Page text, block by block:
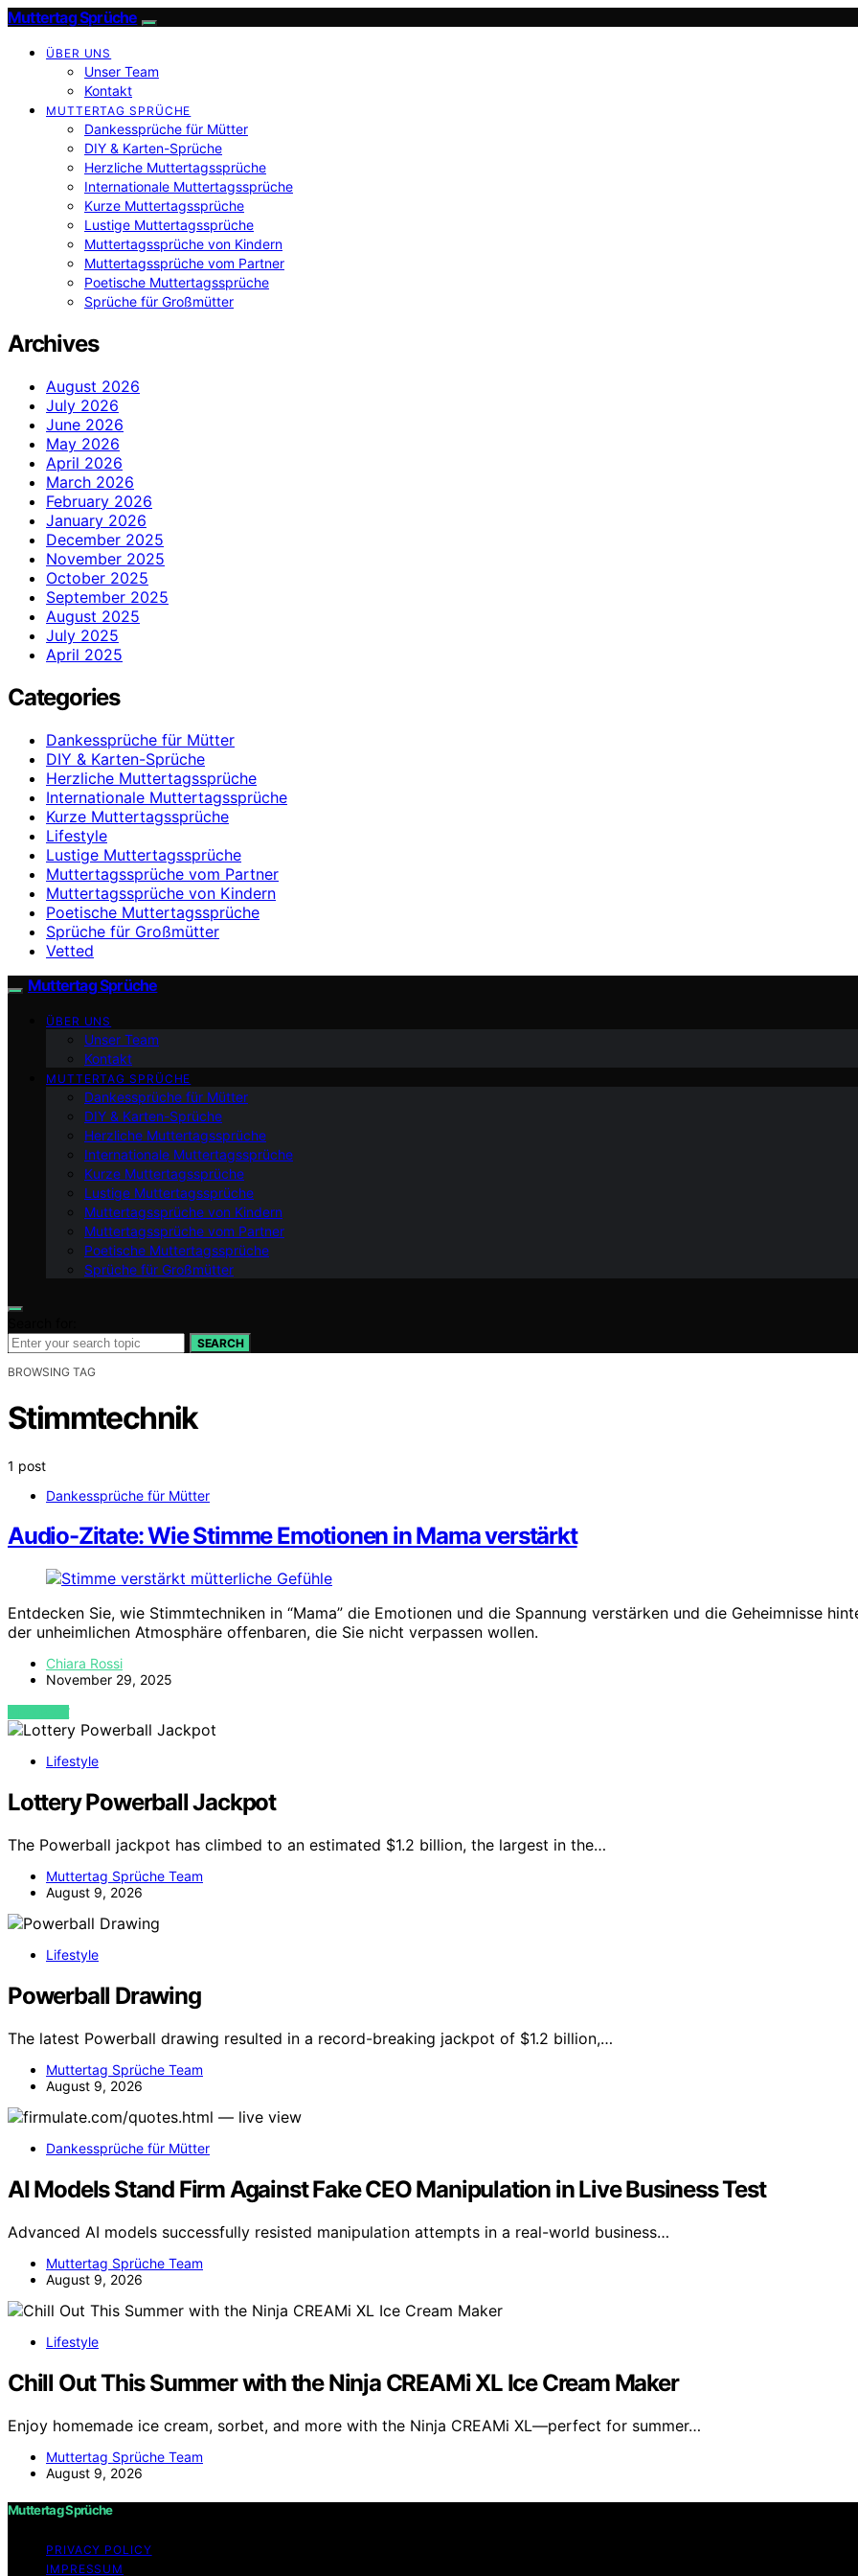
Muttertag Sprüche
ÜBER UNS
Unser Team
Kontakt
MUTTERTAG SPRÜCHE
Dankessprüche für Mütter
DIY & Karten-Sprüche
Herzliche Muttertagssprüche
Internationale Muttertagssprüche
Kurze Muttertagssprüche
Lustige Muttertagssprüche
Muttertagssprüche von Kindern
Muttertagssprüche vom Partner
Poetische Muttertagssprüche
Sprüche für Großmütter
Archives
August 2026
July 2026
June 2026
May 2026
April 2026
March 2026
February 2026
January 2026
December 2025
November 2025
October 2025
September 2025
August 2025
July 2025
April 2025
Categories
Dankessprüche für Mütter
DIY & Karten-Sprüche
Herzliche Muttertagssprüche
Internationale Muttertagssprüche
Kurze Muttertagssprüche
Lifestyle
Lustige Muttertagssprüche
Muttertagssprüche vom Partner
Muttertagssprüche von Kindern
Poetische Muttertagssprüche
Sprüche für Großmütter
Vetted
Muttertag Sprüche
ÜBER UNS
Unser Team
Kontakt
MUTTERTAG SPRÜCHE
Dankessprüche für Mütter
DIY & Karten-Sprüche
Herzliche Muttertagssprüche
Internationale Muttertagssprüche
Kurze Muttertagssprüche
Lustige Muttertagssprüche
Muttertagssprüche von Kindern
Muttertagssprüche vom Partner
Poetische Muttertagssprüche
Sprüche für Großmütter
SEARCH
BROWSING TAG
Stimmtechnik
1 post
Dankessprüche für Mütter
Audio-Zitate: Wie Stimme Emotionen in Mama verstärkt
Entdecken Sie, wie Stimmtechniken in “Mama” die Emotionen und die Spannung verstärken und die Geheimnisse
der unheimlichen Atmosphäre offenbaren, die Sie nicht verpassen wollen.
Chiara Rossi
November 29, 2025
VIEW POST
Lifestyle
Lottery Powerball Jackpot
The Powerball jackpot has climbed to an estimated $1.2 billion, the largest in the…
Muttertag Sprüche Team
August 9, 2026
Lifestyle
Powerball Drawing
The latest Powerball drawing resulted in a record-breaking jackpot of $1.2 billion,…
Muttertag Sprüche Team
August 9, 2026
Dankessprüche für Mütter
AI Models Stand Firm Against Fake CEO Manipulation in Live Business Test
Advanced AI models successfully resisted manipulation attempts in a real-world business…
Muttertag Sprüche Team
August 9, 2026
Lifestyle
Chill Out This Summer with the Ninja CREAMi XL Ice Cream Maker
Enjoy homemade ice cream, sorbet, and more with the Ninja CREAMi XL—perfect for summer…
Muttertag Sprüche Team
August 9, 2026
Muttertag Sprüche
PRIVACY POLICY
IMPRESSUM